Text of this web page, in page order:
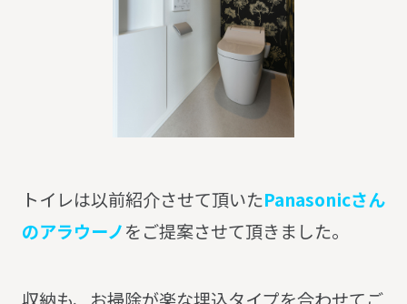
トイレは以前紹介させて頂いたPanasonicさん
のアラウーノをご提案させて頂きました。